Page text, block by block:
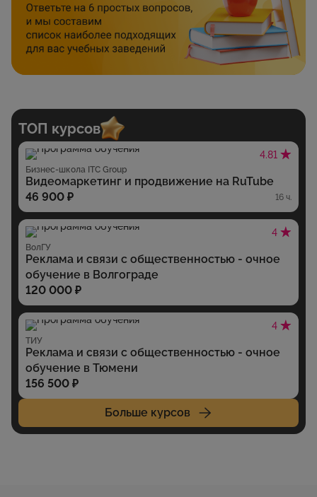
ТОП курсов
4.81
Бизнес-школа ITC Group
Видеомаркетинг и продвижение на RuTube
46 900 ₽
16 ч.
4
ВолГУ
Реклама и связи с общественностью - очное
обучение в Волгограде
120 000 ₽
4
ТИУ
Реклама и связи с общественностью - очное
обучение в Тюмени
156 500 ₽
Больше курсов